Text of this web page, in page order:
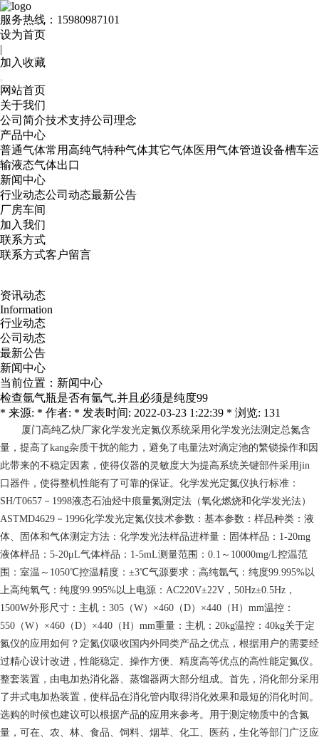
服务热线： 15980987101
设为首页
|
加入收藏
网站首页
关于我们
公司简介技术支持公司理念
产品中心
普通气体常用高纯气特种气体其它气体医用气体管道设备槽车运
输液态气体出口
新闻中心
行业动态公司动态最新公告
厂房车间
加入我们
联系方式
联系方式客户留言
资讯动态
Information
行业动态
公司动态
最新公告
新闻中心
当前位置： 新闻中心
检查氩气瓶是否有氩气,并且必须是纯度99
* 来源: * 作者: * 发表时间: 2022-03-23 1:22:39 * 浏览: 131
厦门高纯乙炔厂家化学发光定氮仪系统采用化学发光法测定总氮含
量，提高了kang杂质干扰的能力，避免了电量法对滴定池的繁锁操作和因
此带来的不稳定因素，使得仪器的灵敏度大为提高系统关键部件采用jin
口器件，使得整机性能有了可靠的保证。化学发光定氮仪执行标准：
SH/T0657－1998液态石油烃中痕量氮测定法（氧化燃烧和化学发光法）
ASTMD4629－1996化学发光定氮仪技术参数：基本参数：样品种类：液
体、固体和气体测定方法：化学发光法样品进样量：固体样品：1-20mg
液体样品：5-20μL气体样品：1-5mL测量范围：0.1～10000mg/L控温范
围：室温～1050℃控温精度：±3℃气源要求：高纯氩气：纯度99.995%以
上高纯氧气：纯度99.995%以上电源：AC220V±22V，50Hz±0.5Hz，
1500W外形尺寸：主机：305（W）×460（D）×440（H）mm温控：
550（W）×460（D）×440（H）mm重量：主机：20kg温控：40kg关于定
氮仪的应用如何？定氮仪吸收国内外同类产品之优点，根据用户的需要经
过精心设计改进，性能稳定、操作方便、精度高等优点的高性能定氮仪。
整套装置，由电加热消化器、蒸馏器两大部分组成。首先，消化部分采用
了井式电加热装置，使样品在消化管内取得消化效果和最短的消化时间。
选购的时候也建议可以根据产品的应用来参考。用于测定物质中的含氮
量，可在、农、林、食品、饲料、烟草、化工、医药，生化等部门广泛应